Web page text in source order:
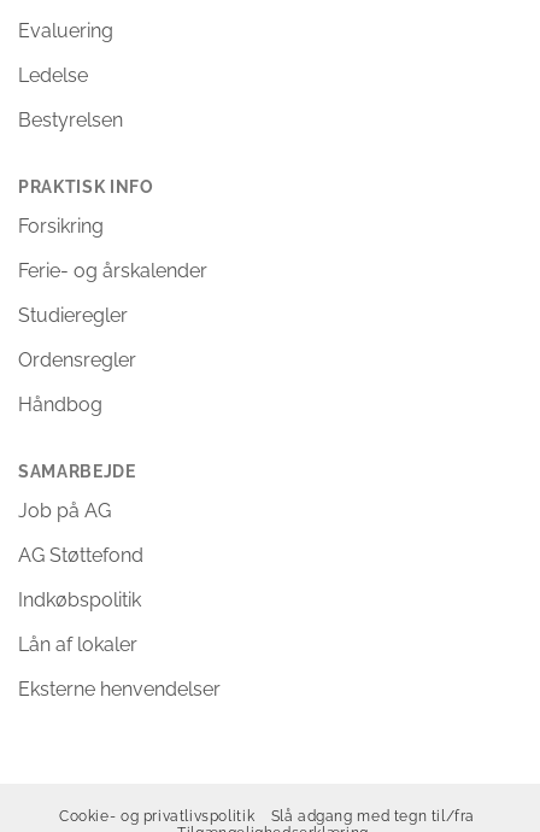
Evaluering
Ledelse
Bestyrelsen
PRAKTISK INFO
Forsikring
Ferie- og årskalender
Studieregler
Ordensregler
Håndbog
SAMARBEJDE
Job på AG
AG Støttefond
Indkøbspolitik
Lån af lokaler
Eksterne henvendelser
Cookie- og privatlivspolitik
Slå adgang med tegn til/fra